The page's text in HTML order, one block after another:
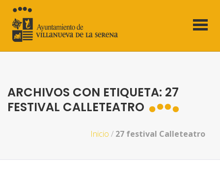
ARCHIVOS CON ETIQUETA: 27
FESTIVAL CALLETEATRO
Inicio / 27 festival Calleteatro